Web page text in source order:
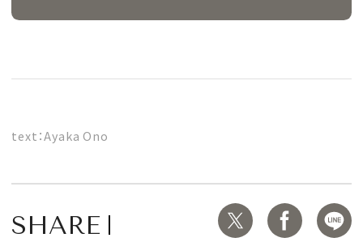
text：Ayaka Ono
SHARE